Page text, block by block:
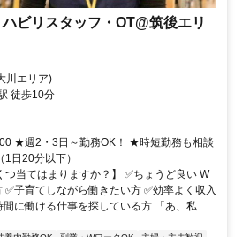
ビリスタッフ・OT@筑後エリ
川エリア)
徒歩10分
★週2・3日～勤務OK！ ★時短勤務も相談
日20分以下）
当てはまりますか？】 ✅ちょうど良い W
子育てしながら働きたい方 ✅効率よく収入
間に働ける仕事を探している方 「あ、私